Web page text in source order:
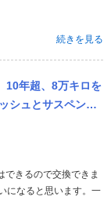
続きを見る
10年超、8万キロを
シュとサスペンシ
ーしか選択肢は
になると思います。一